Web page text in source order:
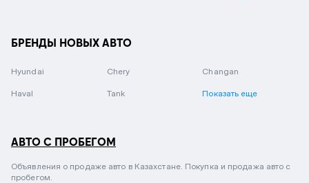
БРЕНДЫ НОВЫХ АВТО
Hyundai Chery Changan
Haval Tank Показать еще
АВТО С ПРОБЕГОМ
Объявления о продаже авто в Казахстане. Покупка и продажа авто с
пробегом.